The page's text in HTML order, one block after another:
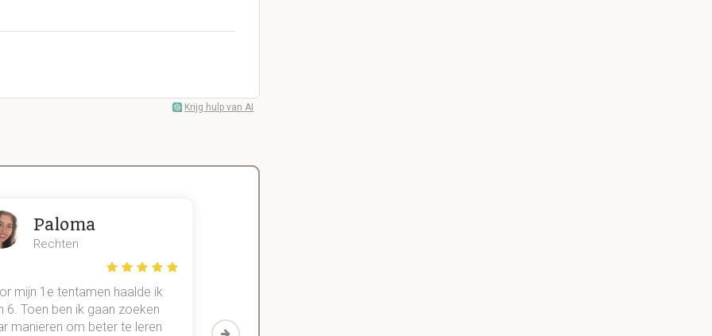
Krijg hulp van AI
Paloma
Rechten
mijn 1e tentamen haalde ik
6. Toen ben ik gaan zoeken
manieren om beter te leren
vakken. Sinds ik mijn